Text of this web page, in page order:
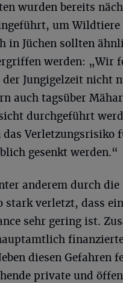
wurden bereits
um Wildtiere
in Jüchen sollten
werden: „Wir
der Jungigelzeit nicht
auch tagsüber
durchgeführt
das Verletzungsrisiko
gesenkt werden.“
anderem durch die
stark verletzt, dass
sehr gering ist.
diesen Gefahren
private und